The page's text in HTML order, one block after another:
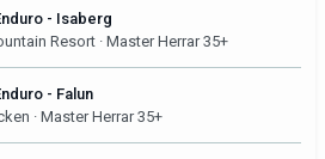
- Isaberg
Resort · Master Herrar 35+
- Falun
· Master Herrar 35+